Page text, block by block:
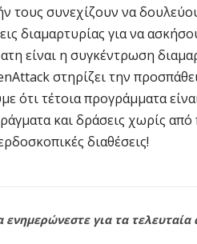
τους συνεχίζουν να
διαμαρτυρίας για να
είναι η συγκέντρωση
στηρίζει την
ότι τέτοια προγράμματα
και δράσεις χωρίς
διαθέσεις!
ενημερώνεστε για τα τελευταία